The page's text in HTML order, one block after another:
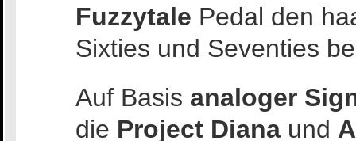
Fuzzytale Pedal den
Sixties und Seventies
Auf Basis analoger
die Project Diana und